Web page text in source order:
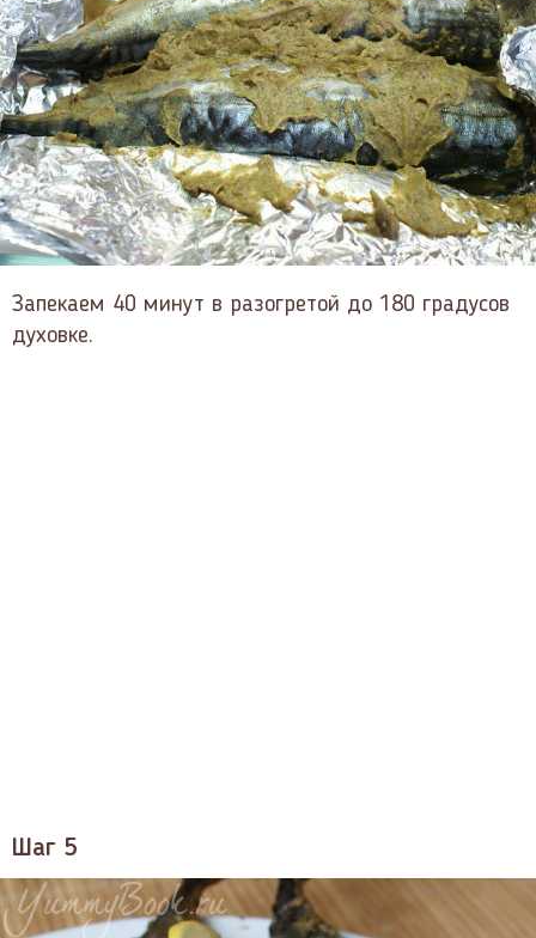
Запекаем 40 минут в разогретой до 180 градусов
духовке.
Шаг 5